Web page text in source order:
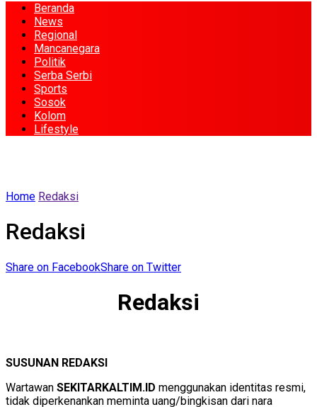
Beranda
News
Regional
Mancanegara
Politik
Serba Serbi
Sports
Sosok
Kolom
Lifestyle
Home Redaksi
Redaksi
Share on FacebookShare on Twitter
Redaksi
SUSUNAN REDAKSI
Wartawan SEKITARKALTIM.ID menggunakan identitas resmi,
tidak diperkenankan meminta uang/bingkisan dari nara